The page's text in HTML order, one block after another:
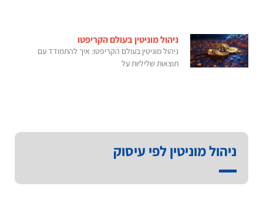
ניהול מוניטין בעולם הקריפטו
ניהול מוניטין בעולם הקריפטו: איך להתמודד עם
תוצאות שליליות על
ניהול מוניטין לפי עיסוק